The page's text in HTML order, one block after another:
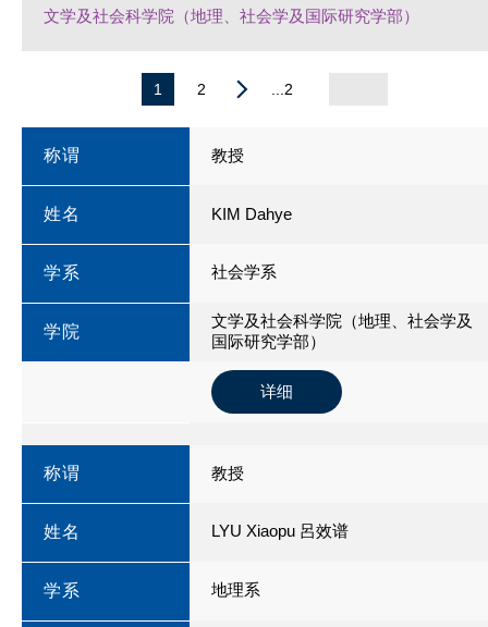
文学及社会科学院（地理、社会学及国际研究学部）
1 2 ...2
称谓 教授
姓名 KIM Dahye
学系 社会学系
学院
文学及社会科学院（地理、社会学及
国际研究学部）
详细
称谓 教授
姓名 LYU Xiaopu 呂效谱
学系 地理系